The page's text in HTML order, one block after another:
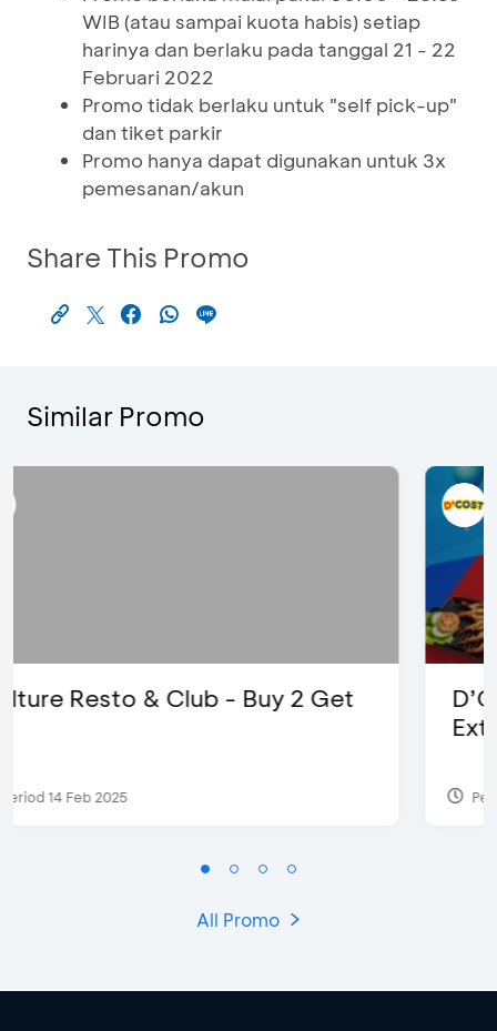
WIB (atau sampai kuota habis) setiap
harinya dan berlaku pada tanggal 21 - 22
Februari 2022
Promo tidak berlaku untuk "self pick-up"
dan tiket parkir
Promo hanya dapat digunakan untuk 3x
pemesanan/akun
Share This Promo
Similar Promo
D’Cost - Discount 50% Food &
Period 17 Sep 2023
All Promo